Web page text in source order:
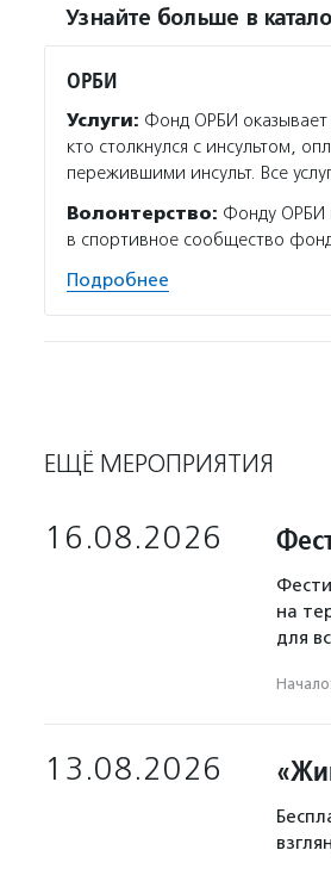
Узнайте больше в
ОРБИ
Услуги: Фонд ОРБИ
кто столкнулся с инсультом,
пережившими инсульт. Все
Волонтерство: Фонду ОРБИ
в спортивное сообщество
Подробнее
ЕЩЁ МЕРОПРИЯТИЯ
16.08.2026
на
для
13.08.2026